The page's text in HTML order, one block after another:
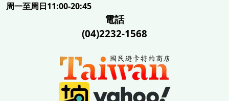
周一至周日11:00-20:45
電話
(04)2232-1568